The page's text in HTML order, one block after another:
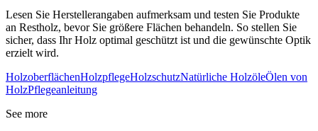
Lesen Sie Herstellerangaben aufmerksam und testen Sie Produkte
an Restholz, bevor Sie größere Flächen behandeln. So stellen Sie
sicher, dass Ihr Holz optimal geschützt ist und die gewünschte Optik
erzielt wird.
HolzoberflächenHolzpflegeHolzschutzNatürliche HolzöleÖlen von
HolzPflegeanleitung
See more